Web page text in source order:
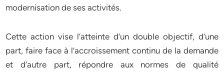
modernisation de ses activités.
Cette action vise l’atteinte d’un double objectif, d’une
part, faire face à l’accroissement continu de la demande
et d’autre part, répondre aux normes de qualité